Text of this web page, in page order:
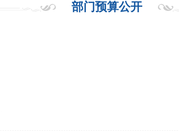
部门预算公开